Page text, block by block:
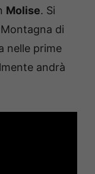
Molise. Si
di
nelle prime
andrà